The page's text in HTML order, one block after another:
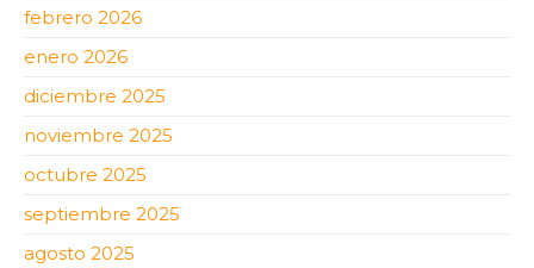
febrero 2026
enero 2026
diciembre 2025
noviembre 2025
octubre 2025
septiembre 2025
agosto 2025